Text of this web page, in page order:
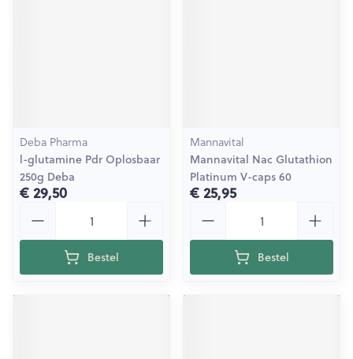
Deba Pharma
l-glutamine Pdr Oplosbaar
250g Deba
€ 29,50
Bestel
Mannavital
Mannavital Nac Glutathion
Platinum V-caps 60
€ 25,95
Bestel